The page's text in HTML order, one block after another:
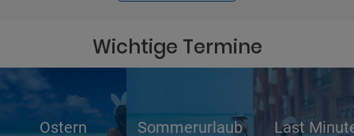
Wichtige Termine
Ostern Sommerurlaub Last